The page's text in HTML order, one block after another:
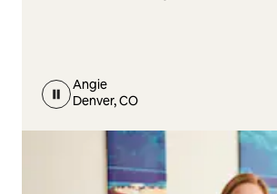
Angie
Denver, CO